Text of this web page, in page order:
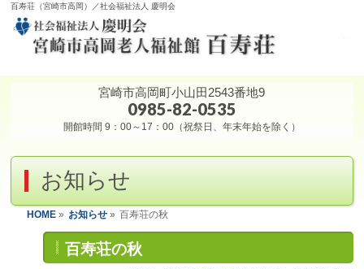
百寿荘（宮崎市高岡）／社会福祉法人 慶明会
宮崎市高岡町小山田2543番地9
0985-82-0535
開館時間 9：00～17：00（祝祭日、年末年始を除く）
お知らせ
HOME » お知らせ » 百寿荘の秋
百寿荘の秋